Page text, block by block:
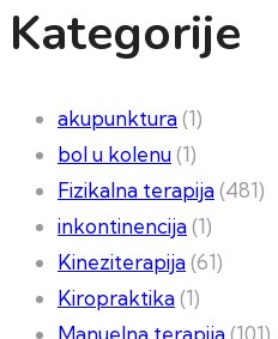
Kategorije
akupunktura(1)
bol u kolenu(1)
Fizikalna terapija(481)
inkontinencija(1)
Kineziterapija(61)
Kiropraktika(1)
Manuelna terapija(101)